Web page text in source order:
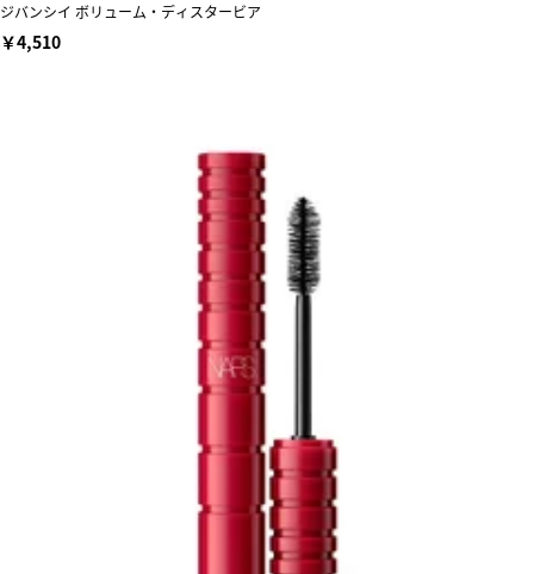
ジバンシイ ボリューム・ディスタービア
￥4,510